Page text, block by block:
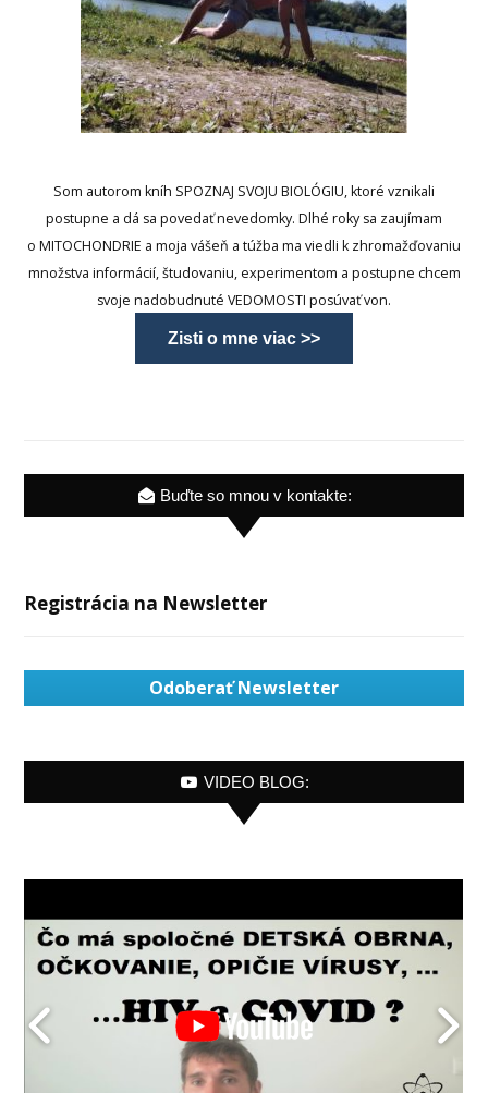
Som autorom kníh SPOZNAJ SVOJU BIOLÓGIU, ktoré vznikali
postupne a dá sa povedať nevedomky. Dlhé roky sa zaujímam
o MITOCHONDRIE a moja vášeň a túžba ma viedli k zhromažďovaniu
množstva informácií, študovaniu, experimentom a postupne chcem
svoje nadobudnuté VEDOMOSTI posúvať von.
Zisti o mne viac >>
Buďte so mnou v kontakte:
Registrácia na Newsletter
Odoberať Newsletter
VIDEO BLOG: